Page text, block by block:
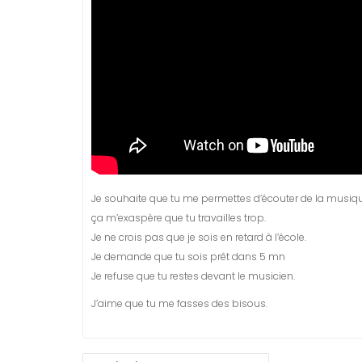
Je souhaite que tu me permettes d’écouter de la
ça m’exaspère que tu travailles trop.
Je ne crois pas que je sois en retard à l’école.
Je demande que tu sois prêt dans 5 mn
Je refuse que tu restes devant le musicien.
J’aime que tu me fasses des bisous.